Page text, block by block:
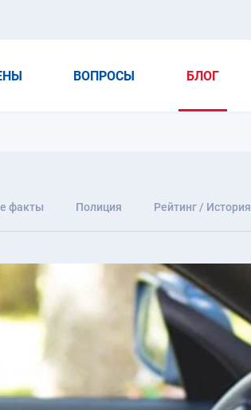
ВОПРОСЫ БЛОГ
факты Полиция Рейтинг / История